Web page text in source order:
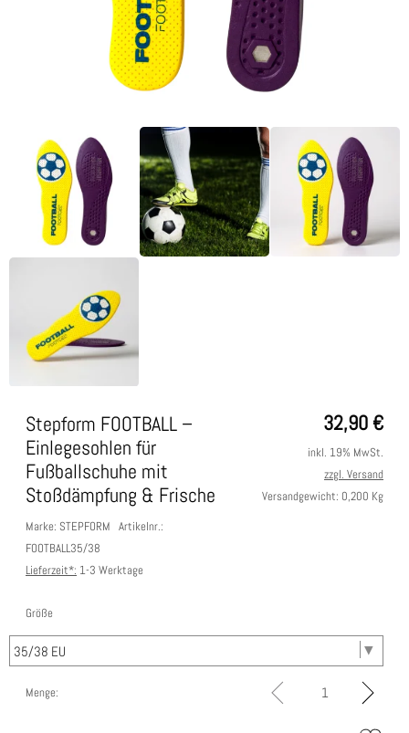
32,90€
Stepform FOOTBALL –
Einlegesohlen für
Fußballschuhe mit
Stoßdämpfung & Frische
Marke: STEPFORM Artikelnr.:
FOOTBALL35/38
Lieferzeit*: 1-3 Werktage
inkl. 19% MwSt.
zzgl. Versand
Versandgewicht: 0,200 Kg
Größe
Menge: